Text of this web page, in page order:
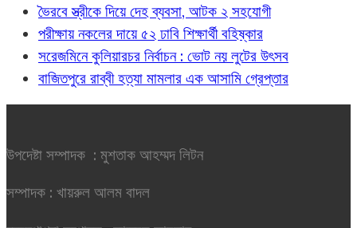
ভৈরবে স্ত্রীকে দিয়ে দেহ ব্যবসা, আটক ২ সহযোগী
পরীক্ষায় নকলের দায়ে ৫২ ঢাবি শিক্ষার্থী বহিষ্কার
সরেজমিনে কুলিয়ারচর নির্বাচন : ভোট নয় লুটের উৎসব
বাজিতপুরে রাব্বী হত্যা মামলার এক আসামি গ্রেপ্তার
উপদেষ্টা সম্পাদক : মুশতাক আহম্মদ লিটন
সম্পাদক : খায়রুল আলম বাদল